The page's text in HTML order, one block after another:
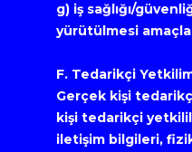
g) iş sağlığı/
yürütülmesi
F. Tedarikçi
Gerçek kişi
kişi tedarikçi
iletişim bilgileri,